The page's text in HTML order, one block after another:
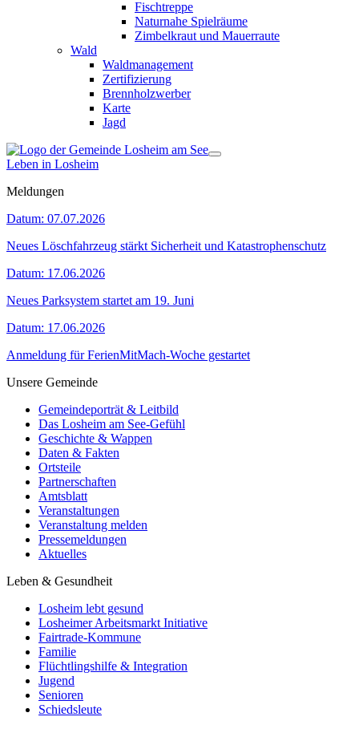
Fischtreppe
Naturnahe Spielräume
Zimbelkraut und Mauerraute
Wald
Waldmanagement
Zertifizierung
Brennholzwerber
Karte
Jagd
Leben in Losheim
Meldungen
Datum: 07.07.2026
Neues Löschfahrzeug stärkt Sicherheit und Katastrophenschutz
Datum: 17.06.2026
Neues Parksystem startet am 19. Juni
Datum: 17.06.2026
Anmeldung für FerienMitMach-Woche gestartet
Unsere Gemeinde
Gemeindeporträt & Leitbild
Das Losheim am See-Gefühl
Geschichte & Wappen
Daten & Fakten
Ortsteile
Partnerschaften
Amtsblatt
Veranstaltungen
Veranstaltung melden
Pressemeldungen
Aktuelles
Leben & Gesundheit
Losheim lebt gesund
Losheimer Arbeitsmarkt Initiative
Fairtrade-Kommune
Familie
Flüchtlingshilfe & Integration
Jugend
Senioren
Schiedsleute